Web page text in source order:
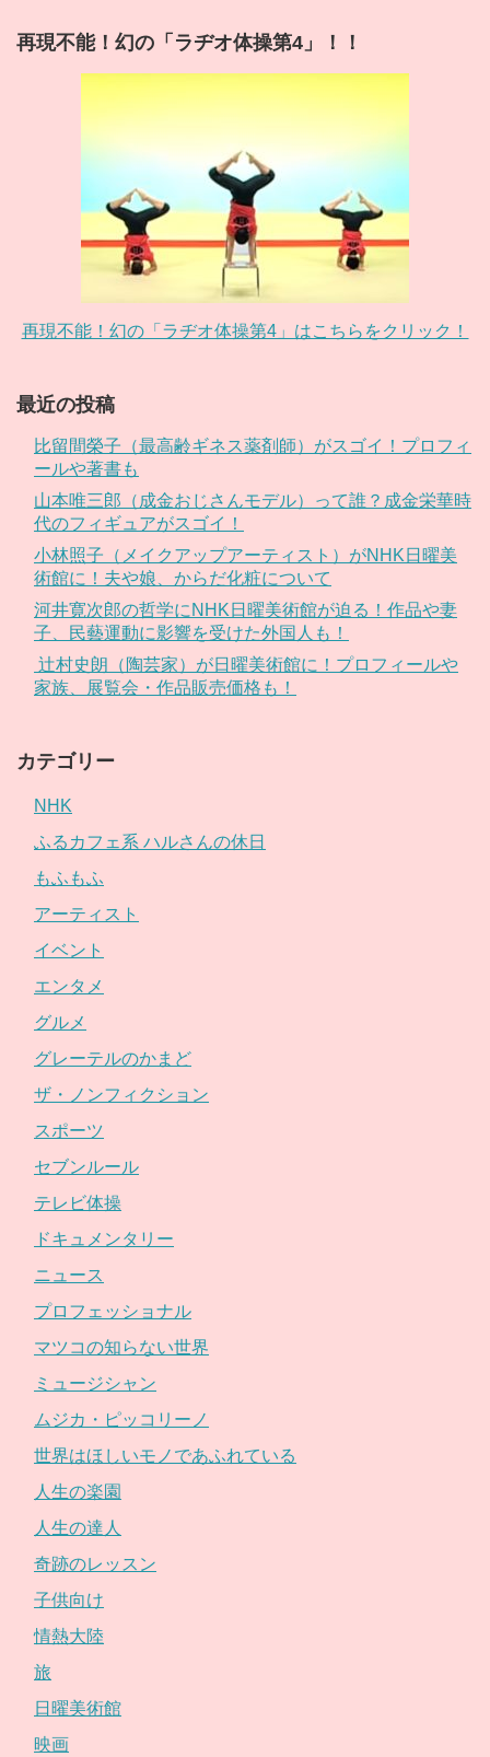
再現不能！幻の「ラヂオ体操第4」！！
再現不能！幻の「ラヂオ体操第4」はこちらをクリック！
最近の投稿
比留間榮子（最高齢ギネス薬剤師）がスゴイ！プロフィ
ールや著書も
山本唯三郎（成金おじさんモデル）って誰？成金栄華時
代のフィギュアがスゴイ！
小林照子（メイクアップアーティスト）がNHK日曜美
術館に！夫や娘、からだ化粧について
河井寛次郎の哲学にNHK日曜美術館が迫る！作品や妻
子、民藝運動に影響を受けた外国人も！
辻村史朗（陶芸家）が日曜美術館に！プロフィールや
家族、展覧会・作品販売価格も！
カテゴリー
NHK
ふるカフェ系 ハルさんの休日
もふもふ
アーティスト
イベント
エンタメ
グルメ
グレーテルのかまど
ザ・ノンフィクション
スポーツ
セブンルール
テレビ体操
ドキュメンタリー
ニュース
プロフェッショナル
マツコの知らない世界
ミュージシャン
ムジカ・ピッコリーノ
世界はほしいモノであふれている
人生の楽園
人生の達人
奇跡のレッスン
子供向け
情熱大陸
旅
日曜美術館
映画